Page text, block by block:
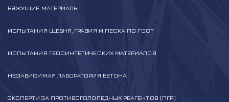
ВЯЖУЩИЕ МАТЕРИАЛЫ
ИСПЫТАНИЯ ЩЕБНЯ, ГРАВИЯ И ПЕСКА ПО ГОСТ
ИСПЫТАНИЯ ГЕОСИНТЕТИЧЕСКИХ МАТЕРИАЛОВ
НЕЗАВИСИМАЯ ЛАБОРАТОРИЯ БЕТОНА
ЭКСПЕРТИЗА ПРОТИВОГОЛОЛЕДНЫХ РЕАГЕНТОВ (ПГР)